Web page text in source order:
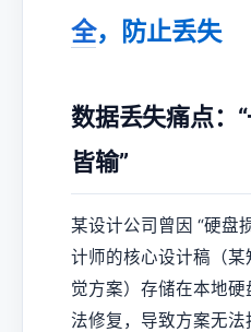
全，防止丢失
数据丢失痛点：
皆输”
某设计公司曾因 “硬
计师的核心设计稿（
觉方案）存储在本地
法修复，导致方案无